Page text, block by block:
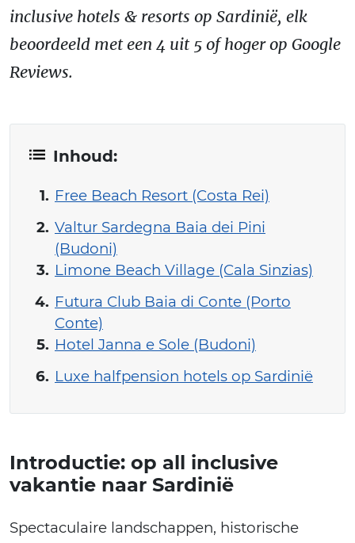
inclusive hotels & resorts op Sardinië, elk
beoordeeld met een 4 uit 5 of hoger op Google
Reviews.
Inhoud:
Free Beach Resort (Costa Rei)
Valtur Sardegna Baia dei Pini
(Budoni)
Limone Beach Village (Cala Sinzias)
Futura Club Baia di Conte (Porto
Conte)
Hotel Janna e Sole (Budoni)
Luxe halfpension hotels op Sardinië
Introductie: op all inclusive
vakantie naar Sardinië
Spectaculaire landschappen, historische